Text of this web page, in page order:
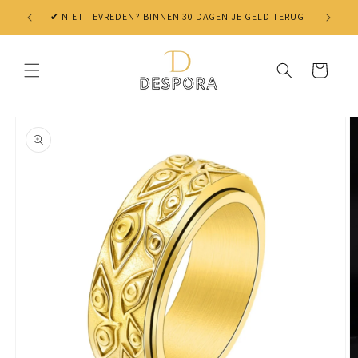
Skip to
content
✔ NIET TEVREDEN? BINNEN 30 DAGEN JE GELD TERUG
Cart
product
information